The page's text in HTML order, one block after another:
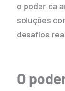
o poder da
soluções
desafios
O